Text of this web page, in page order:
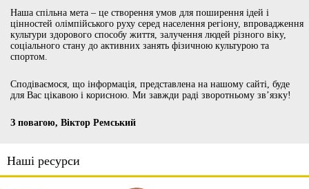
Наша спільна мета – це створення умов для поширення ідей і
цінностей олімпійського руху серед населення регіону, впровадження
культури здорового способу життя, залучення людей різного віку,
соціального стану до активних занять фізичною культурою та
спортом.
Сподіваємося, що інформація, представлена на нашому сайті, буде
для Вас цікавою і корисною. Ми завжди раді зворотньому зв’язку!
З повагою, Віктор Ремський
Наші ресурси